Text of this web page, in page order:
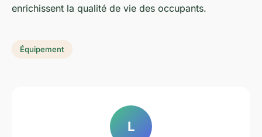
enrichissent la qualité de vie des occupants.
Équipement
L